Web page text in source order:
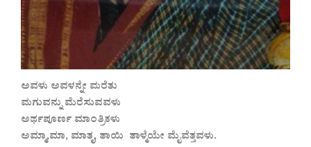
ಅವಳು ಅವಳನ್ನೇ ಮರೆತು
ಮಗುವನ್ನು ಮೆರೆಸುವವಳು
ಅರ್ಥಪೂರ್ಣ ಮಾಂತ್ರಿಕಳು
ಅಮ್ಮಾ,ಮಾ, ಮಾತೃ, ತಾಯಿ ತಾಳ್ಮೆಯೇ ಮೈವೆತ್ತವಳು.